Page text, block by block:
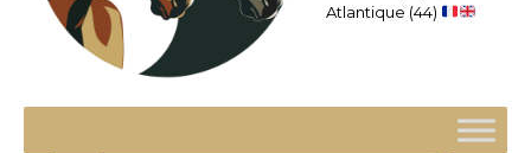
Atlantique (44)